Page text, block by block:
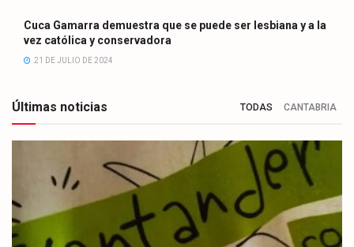
Cuca Gamarra demuestra que se puede ser lesbiana y a la
vez católica y conservadora
21 DE JULIO DE 2024
Últimas noticias TODAS CANTABRIA